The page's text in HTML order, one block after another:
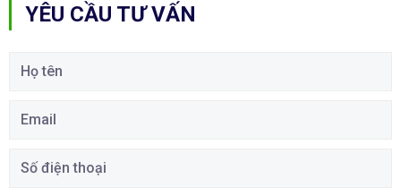
YÊU CẦU TƯ VẤN